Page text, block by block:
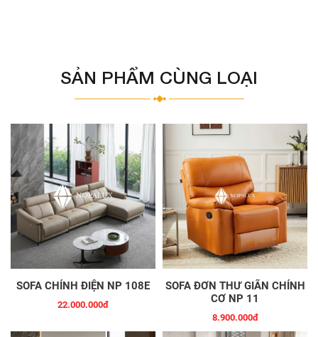
SẢN PHẨM CÙNG LOẠI
SOFA CHỈNH ĐIỆN NP 108E
22.000.000đ
SOFA ĐƠN THƯ GIÃN CHỈNH
CƠ NP 11
8.900.000đ